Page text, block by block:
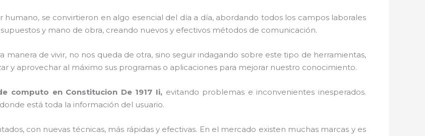
se convirtieron en algo esencial del día a día, abordando todos los campos laborales
y mano de obra, creando nuevos y efectivos métodos de comunicación.
de vivir, no nos queda de otra, sino seguir indagando sobre este tipo de herramientas,
y aprovechar al máximo sus programas o aplicaciones para mejorar nuestro conocimiento.
computo en Constitucion De 1917 Ii, evitando problemas e inconvenientes inesperados.
está toda la información del usuario.
con nuevas técnicas, más rápidas y efectivas. En el mercado existen muchas marcas y es